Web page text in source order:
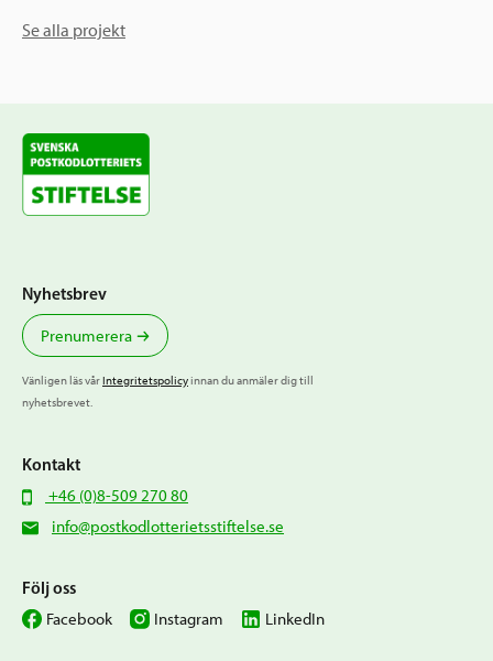
Se alla projekt
Nyhetsbrev
Prenumerera
Vänligen läs vårIntegritetspolicyinnan du anmäler dig till
nyhetsbrevet.
Kontakt
+46 (0)8-509 270 80
info@postkodlotterietsstiftelse.se
Följ oss
Facebook Instagram LinkedIn